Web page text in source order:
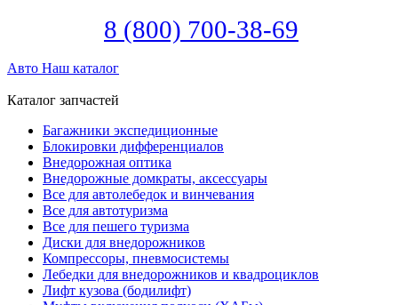
8 (800) 700-38-69
Авто Наш каталог
Каталог запчастей
Багажники экспедиционные
Блокировки дифференциалов
Внедорожная оптика
Внедорожные домкраты, аксессуары
Все для автолебедок и винчевания
Все для автотуризма
Все для пешего туризма
Диски для внедорожников
Компрессоры, пневмосистемы
Лебедки для внедорожников и квадроциклов
Лифт кузова (бодилифт)